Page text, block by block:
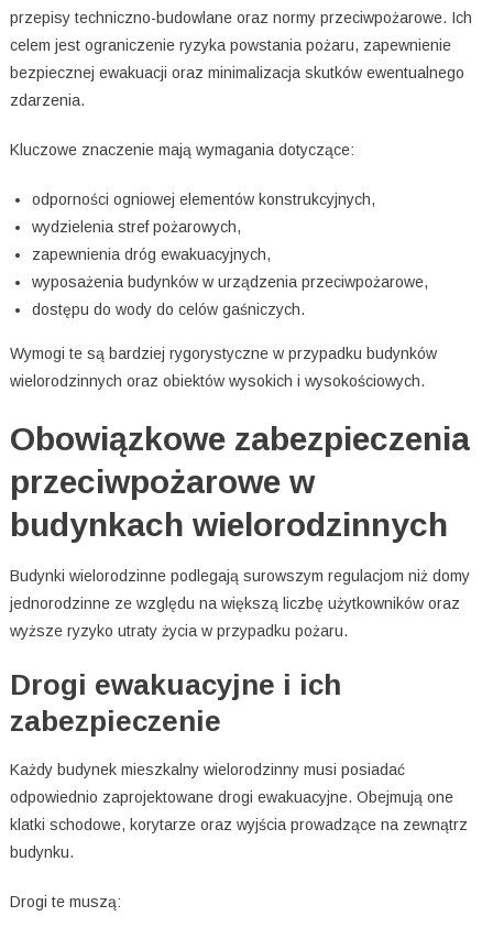
przepisy techniczno-budowlane oraz normy przeciwpożarowe. Ich
celem jest ograniczenie ryzyka powstania pożaru, zapewnienie
bezpiecznej ewakuacji oraz minimalizacja skutków ewentualnego
zdarzenia.
Kluczowe znaczenie mają wymagania dotyczące:
odporności ogniowej elementów konstrukcyjnych,
wydzielenia stref pożarowych,
zapewnienia dróg ewakuacyjnych,
wyposażenia budynków w urządzenia przeciwpożarowe,
dostępu do wody do celów gaśniczych.
Wymogi te są bardziej rygorystyczne w przypadku budynków
wielorodzinnych oraz obiektów wysokich i wysokościowych.
Obowiązkowe zabezpieczenia
przeciwpożarowe w
budynkach wielorodzinnych
Budynki wielorodzinne podlegają surowszym regulacjom niż domy
jednorodzinne ze względu na większą liczbę użytkowników oraz
wyższe ryzyko utraty życia w przypadku pożaru.
Drogi ewakuacyjne i ich
zabezpieczenie
Każdy budynek mieszkalny wielorodzinny musi posiadać
odpowiednio zaprojektowane drogi ewakuacyjne. Obejmują one
klatki schodowe, korytarze oraz wyjścia prowadzące na zewnątrz
budynku.
Drogi te muszą: